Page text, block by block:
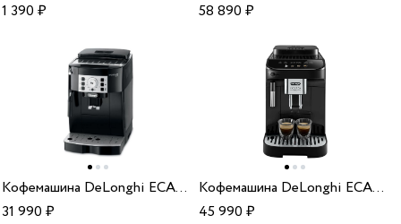
1 390₽
58 890₽
Кофемашина DeLonghi ECAM 22.110.B
31 990₽
Кофемашина DeLonghi ECAM290.21.B
45 990₽